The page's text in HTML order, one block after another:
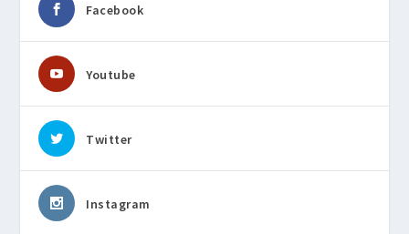
Facebook
Youtube
Twitter
Instagram